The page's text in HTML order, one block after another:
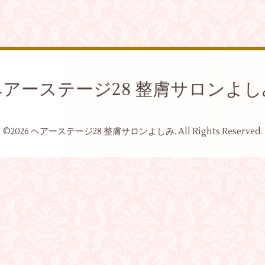
ーステージ28 整膚サロンよ
©2026 ヘアーステージ28 整膚サロンよしみ. All Rights Reserved.